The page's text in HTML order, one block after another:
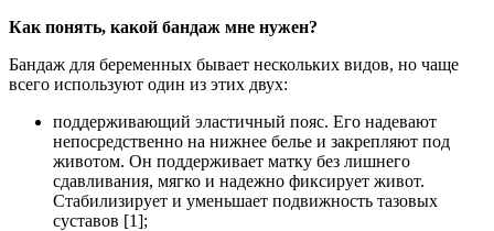
Как понять, какой бандаж мне нужен?
Бандаж для беременных бывает нескольких видов, но чаще
всего используют один из этих двух:
поддерживающий эластичный пояс. Его надевают
непосредственно на нижнее белье и закрепляют под
животом. Он поддерживает матку без лишнего
сдавливания, мягко и надежно фиксирует живот.
Стабилизирует и уменьшает подвижность тазовых
суставов [1];